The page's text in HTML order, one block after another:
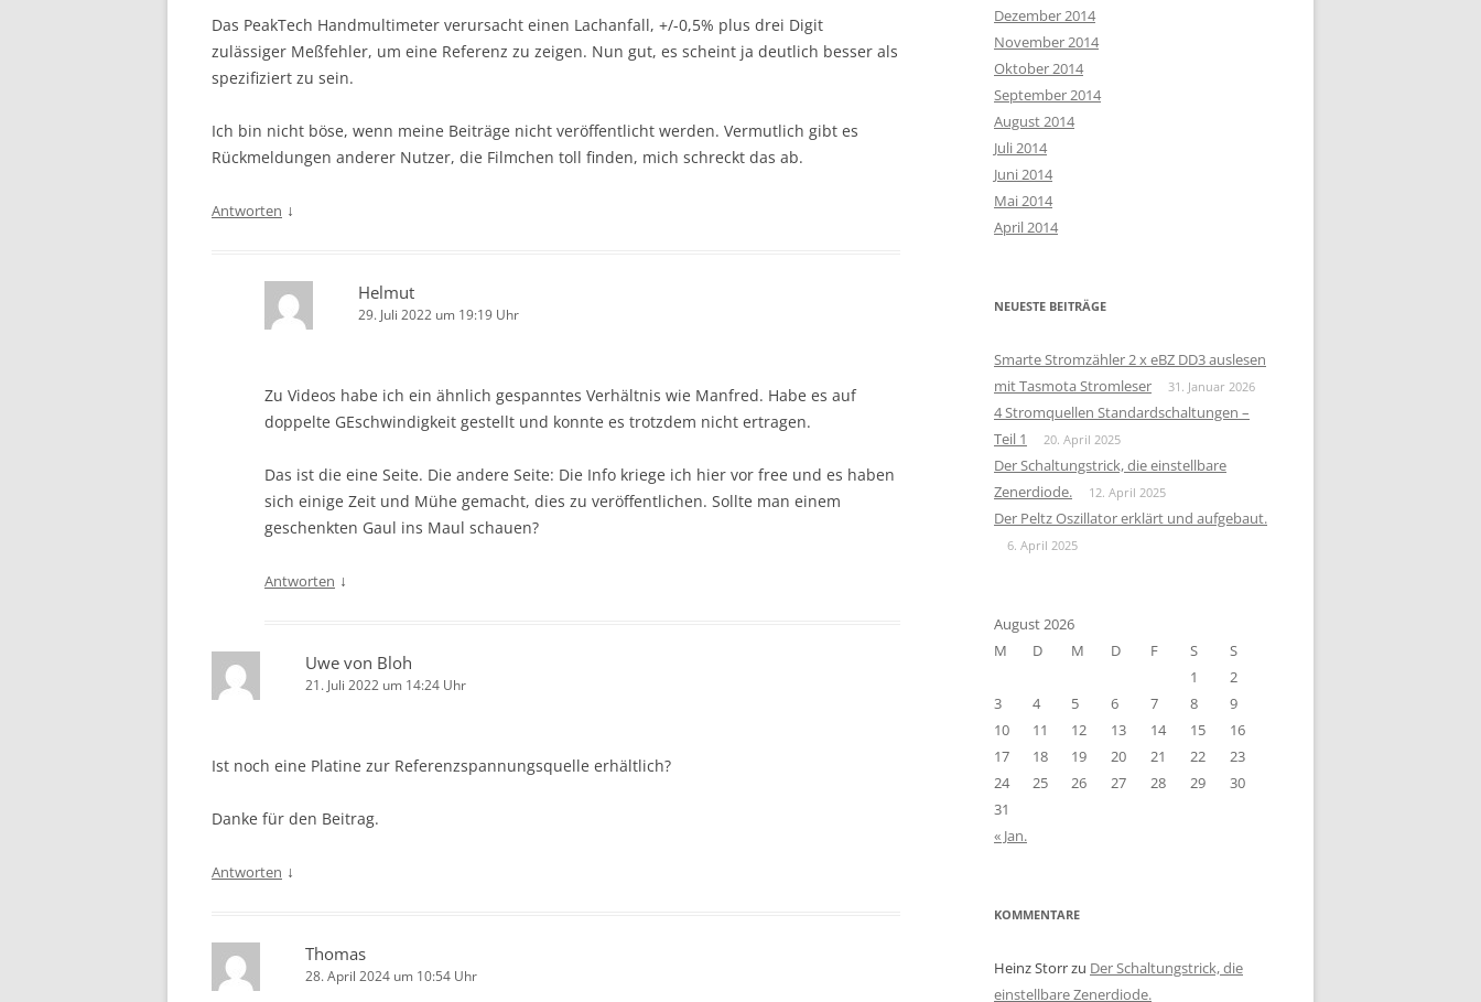
Das PeakTech Handmultimeter verursacht einen Lachanfall, +/-0,5% plus drei Digit
zulässiger Meßfehler, um eine Referenz zu zeigen. Nun gut, es scheint ja deutlich besser als
spezifiziert zu sein.
Ich bin nicht böse, wenn meine Beiträge nicht veröffentlicht werden. Vermutlich gibt es
Rückmeldungen anderer Nutzer, die Filmchen toll finden, mich schreckt das ab.
Antworten ↓
Helmut
29. Juli 2022 um 19:19 Uhr
Zu Videos habe ich ein ähnlich gespanntes Verhältnis wie Manfred. Habe es auf
doppelte GEschwindigkeit gestellt und konnte es trotzdem nicht ertragen.
Das ist die eine Seite. Die andere Seite: Die Info kriege ich hier vor free und es haben
sich einige Zeit und Mühe gemacht, dies zu veröffentlichen. Sollte man einem
geschenkten Gaul ins Maul schauen?
Antworten ↓
Uwe von Bloh
21. Juli 2022 um 14:24 Uhr
Ist noch eine Platine zur Referenzspannungsquelle erhältlich?
Danke für den Beitrag.
Antworten ↓
Thomas
28. April 2024 um 10:54 Uhr
Dezember 2014
November 2014
Oktober 2014
September 2014
August 2014
Juli 2014
Juni 2014
Mai 2014
April 2014
NEUESTE BEITRÄGE
Smarte Stromzähler 2 x eBZ DD3 auslesen
mit Tasmota Stromleser
31. Januar 2026
4 Stromquellen Standardschaltungen –
Teil 1
20. April 2025
Der Schaltungstrick, die einstellbare
Zenerdiode.
12. April 2025
Der Peltz Oszillator erklärt und aufgebaut.
6. April 2025
August 2026
M
D M D F S
S
1
2
3
4 5 6 7 8
9
10
11 12 13 14 15
16
17
18 19 20 21 22
23
24
25 26 27 28 29
30
31
« Jan.
KOMMENTARE
Heinz Storrzu Der Schaltungstrick, die
einstellbare Zenerdiode.